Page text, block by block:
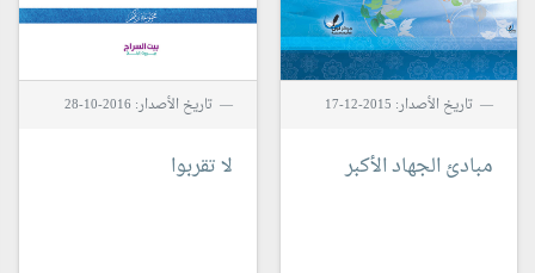
تاريخ الأصدار: 2015-12-17
مبادئ الجهاد الأكبر
تاريخ الأصدار: 2016-10-28
لا تقربوا